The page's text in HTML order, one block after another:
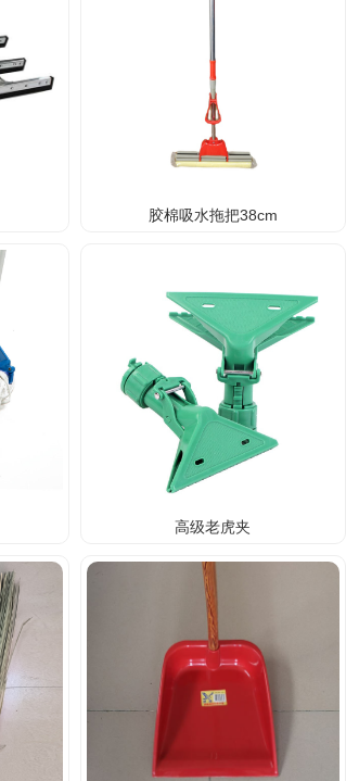
胶棉吸水拖把38cm
高级老虎夹